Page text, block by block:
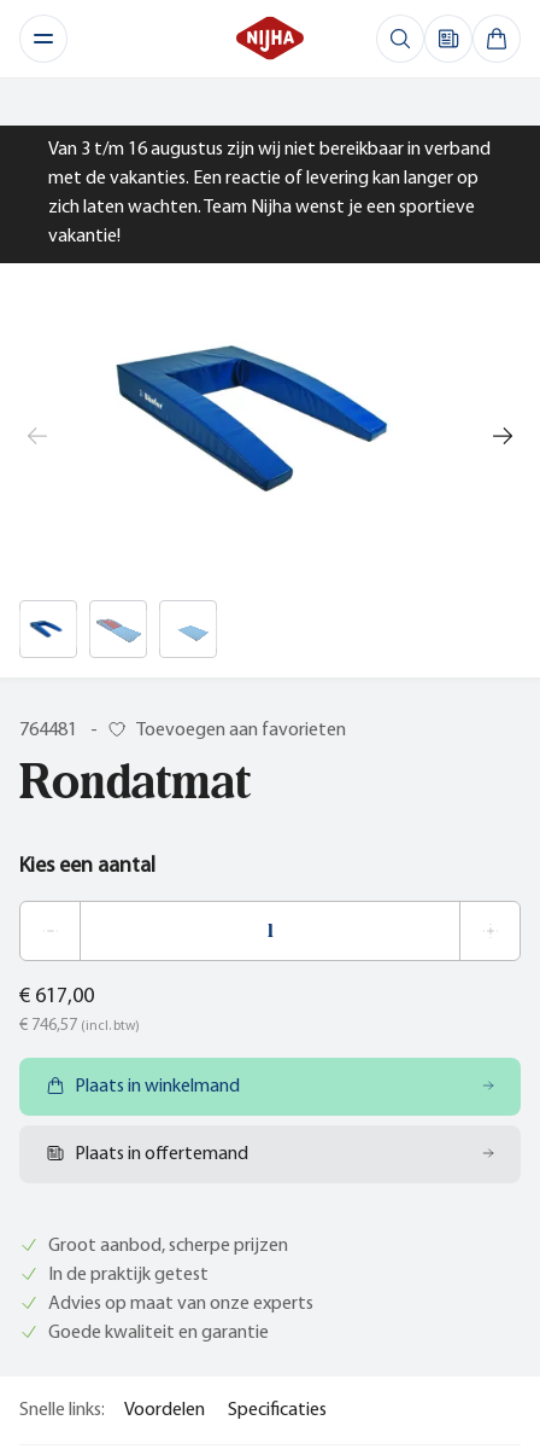
Van 3 t/m 16 augustus zijn wij niet bereikbaar in verband
met de vakanties. Een reactie of levering kan langer op
zich laten wachten. Team Nijha wenst je een sportieve
vakantie!
764481 - Toevoegen aan favorieten
Rondatmat
Kies een aantal
€ 617,00
€ 746,57 (incl. btw)
Plaats in winkelmand
Plaats in offertemand
Groot aanbod, scherpe prijzen
In de praktijk getest
Advies op maat van onze experts
Goede kwaliteit en garantie
Snelle links: Voordelen Specificaties